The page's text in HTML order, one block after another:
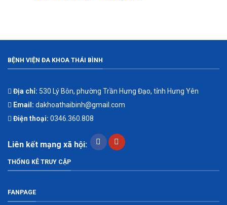
BỆNH VIỆN ĐA KHOA THÁI BÌNH
Địa chỉ: 530 Lý Bôn, phường Trần Hưng Đạo, tỉnh Hưng Yên
Email: dakhoathaibinh@gmail.com
Điện thoại: 0346.360.808
Liên kết mạng xã hội:
THỐNG KÊ TRUY CẬP
FANPAGE